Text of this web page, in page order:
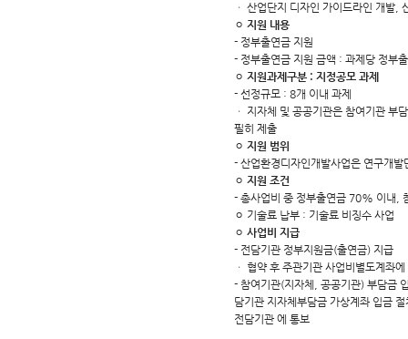
ㆍ 산업단지 디자인 가이드라인 개발,
ㅇ 지원 내용
- 정부출연금 지원
- 정부출연금 지원 금액 : 과제당 정부
ㅇ 지원과제구분 : 지정공모 과제
- 선정규모 : 8개 이내 과제
ㆍ 지자체 및 공공기관은 참여기관
필히 제출
ㅇ 지원 범위
- 산업환경디자인개발사업은 연구개
ㅇ 지원 조건
- 총사업비 중 정부출연금 70% 이내,
ㅇ 기술료 납부 : 기술료 비징수 사업
ㅇ 사업비 지급
- 전담기관 정부지원금(출연금) 지급
ㆍ 협약 후 주관기관 사업비별도계좌
- 참여기관(지자체, 공공기관) 부담금
담기관 지자체부담금 가상계좌 입금
전담기관 에 통보